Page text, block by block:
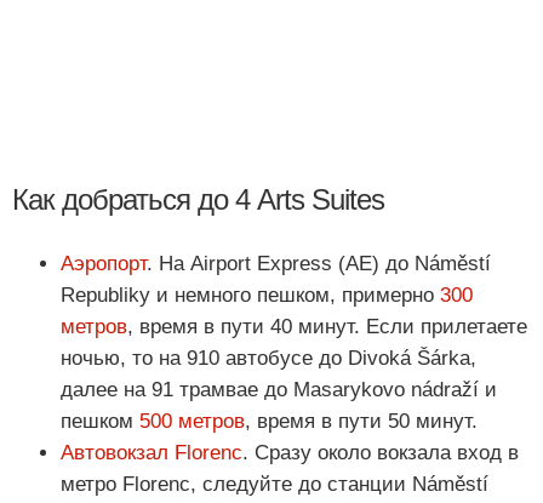
Как добраться до 4 Arts Suites
Аэропорт. На Airport Express (AE) до Náměstí
Republiky и немного пешком, примерно 300
метров, время в пути 40 минут. Если прилетаете
ночью, то на 910 автобусе до Divoká Šárka,
далее на 91 трамвае до Masarykovo nádraží и
пешком 500 метров, время в пути 50 минут.
Автовокзал Florenc. Сразу около вокзала вход в
метро Florenc, следуйте до станции Náměstí